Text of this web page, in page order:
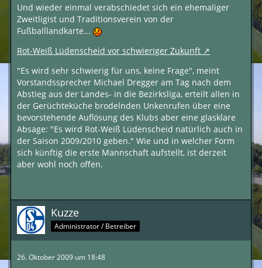
Und wieder einmal verabschiedet sich ein ehemaliger
Zweitligist und Traditionsverein von der
Fußballlandkarte...
Rot-Weiß Lüdenscheid vor schwieriger Zukunft
"Es wird sehr schwierig für uns, keine Frage", meint
Vorstandssprecher Michael Dregger am Tag nach dem
Abstieg aus der Landes- in die Bezirksliga, erteilt allen in
der Gerüchteküche brodelnden Unkenrufen über eine
bevorstehende Auflösung des Klubs aber eine glasklare
Absage: "Es wird Rot-Weiß Lüdenscheid natürlich auch in
der Saison 2009/2010 geben." Wie und in welcher Form
sich künftig die erste Mannschaft aufstellt, ist derzeit
aber wohl noch offen.
Kuzze
Administrator / Betreiber
26. Oktober 2009 um 18:48